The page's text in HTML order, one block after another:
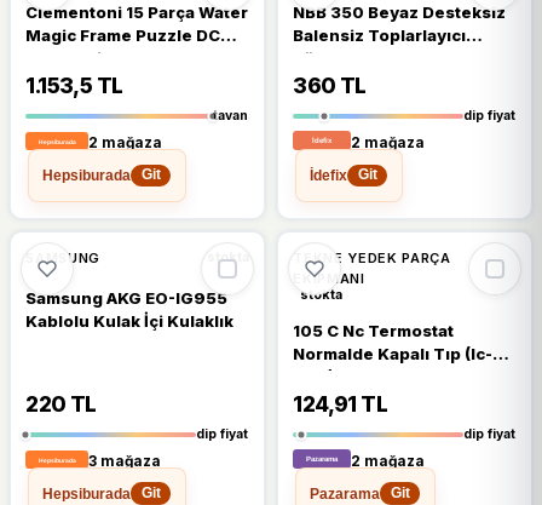
Clementoni 15 Parça Water
Magic Frame Puzzle DC
Super Friends 22243
1.153,5 TL
tavan
2 mağaza
Hepsiburada
Git
NBB 350 Beyaz Desteksiz
Balensiz Toplarlayıcı
Sütyen
360 TL
dip fiyat
2 mağaza
İdefix
Git
%69 %69 DÜŞTÜ
SAMSUNG stokta
Samsung AKG EO-IG955
Kablolu Kulak İçi Kulaklık
220 TL
dip fiyat
3 mağaza
Hepsiburada
Git
%24 🔥%24 DÜŞTÜ
TEKNE YEDEK PARÇA
EKIPMANI
stokta
105 C Nc Termostat
Normalde Kapalı Tıp (Ic-
269)
124,91 TL
dip fiyat
2 mağaza
Pazarama
Git